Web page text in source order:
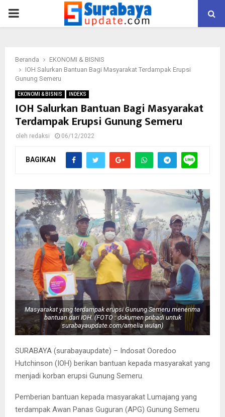
PRIMARY
Beranda
EKONOMI & BISNIS
IOH Salurkan Bantuan Bagi Masyarakat Terdampak Erupsi
Gunung Semeru
EKONOMI & BISNIS INDEKS
IOH Salurkan Bantuan Bagi Masyarakat
Terdampak Erupsi Gunung Semeru
oleh redaksi 06/12/2022
BAGIKAN
Masyarakat yang terdampak erupsi Gunung Semeru menerima
bantuan dari IOH. (FOTO : dokumen pribadi untuk
surabayaupdate.com/amelia wulan)
SURABAYA (surabayaupdate) – Indosat Ooredoo
Hutchinson (IOH) berikan bantuan kepada masyarakat yang
menjadi korban erupsi Gunung Semeru.
Pemberian bantuan kepada masyarakat Lumajang yang
terdampak Awan Panas Guguran (APG) Gunung Semeru